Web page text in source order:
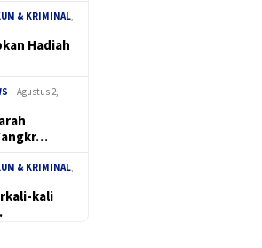
& KRIMINAL
Hadiah
Agustus 2,
& KRIMINAL
kali